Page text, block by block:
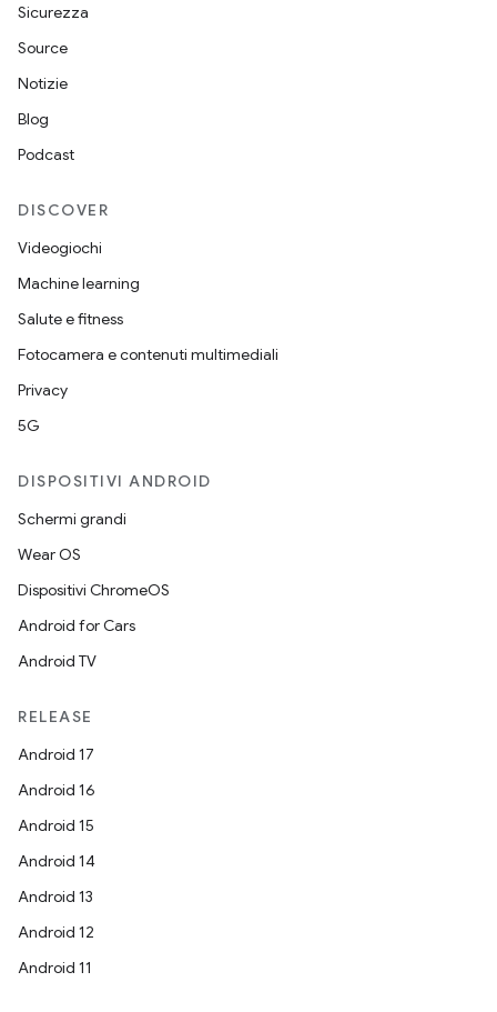
Sicurezza
Source
Notizie
Blog
Podcast
DISCOVER
Videogiochi
Machine learning
Salute e fitness
Fotocamera e contenuti multimediali
Privacy
5G
DISPOSITIVI ANDROID
Schermi grandi
Wear OS
Dispositivi ChromeOS
Android for Cars
Android TV
RELEASE
Android 17
Android 16
Android 15
Android 14
Android 13
Android 12
Android 11